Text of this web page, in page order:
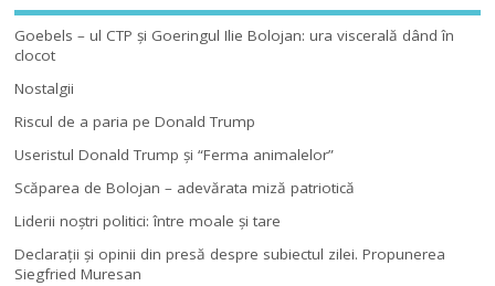
Goebels – ul CTP şi Goeringul Ilie Bolojan: ura viscerală dând în
clocot
Nostalgii
Riscul de a paria pe Donald Trump
Useristul Donald Trump şi “Ferma animalelor”
Scăparea de Bolojan – adevărata miză patriotică
Liderii noştri politici: între moale şi tare
Declaraţii şi opinii din presă despre subiectul zilei. Propunerea
Siegfried Muresan